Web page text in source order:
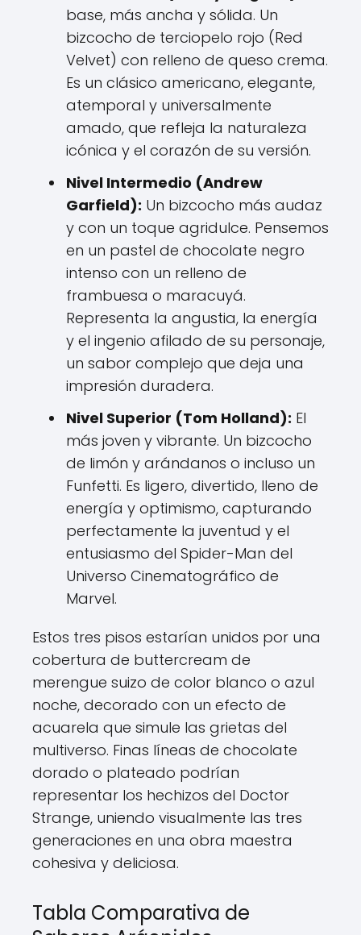
base, más ancha y sólida. Un
bizcocho de terciopelo rojo (Red
Velvet) con relleno de queso crema.
Es un clásico americano, elegante,
atemporal y universalmente
amado, que refleja la naturaleza
icónica y el corazón de su versión.
Nivel Intermedio (Andrew
Garfield): Un bizcocho más audaz
y con un toque agridulce. Pensemos
en un pastel de chocolate negro
intenso con un relleno de
frambuesa o maracuyá.
Representa la angustia, la energía
y el ingenio afilado de su personaje,
un sabor complejo que deja una
impresión duradera.
Nivel Superior (Tom Holland): El
más joven y vibrante. Un bizcocho
de limón y arándanos o incluso un
Funfetti. Es ligero, divertido, lleno de
energía y optimismo, capturando
perfectamente la juventud y el
entusiasmo del Spider-Man del
Universo Cinematográfico de
Marvel.
Estos tres pisos estarían unidos por una
cobertura de buttercream de
merengue suizo de color blanco o azul
noche, decorado con un efecto de
acuarela que simule las grietas del
multiverso. Finas líneas de chocolate
dorado o plateado podrían
representar los hechizos del Doctor
Strange, uniendo visualmente las tres
generaciones en una obra maestra
cohesiva y deliciosa.
Tabla Comparativa de